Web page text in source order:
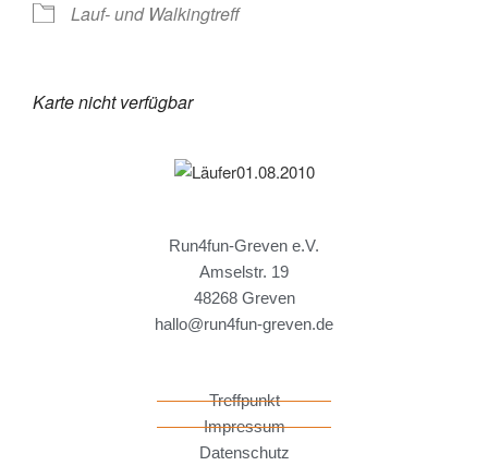
Lauf- und Walkingtreff
Karte nicht verfügbar
Run4fun-Greven e.V.
Amselstr. 19
48268 Greven
hallo@run4fun-greven.de
Treffpunkt
Impressum
Datenschutz